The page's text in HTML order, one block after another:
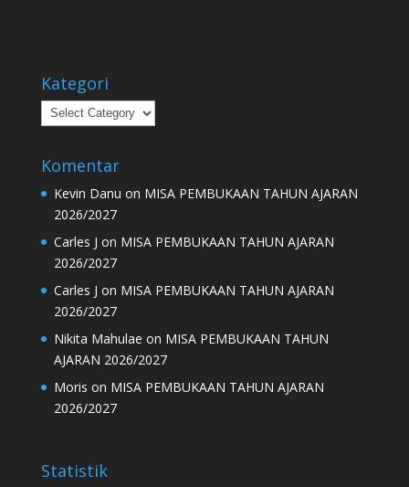
Kategori
Kategori
Komentar
Kevin Danu on MISA PEMBUKAAN TAHUN AJARAN
2026/2027
Carles J on MISA PEMBUKAAN TAHUN AJARAN
2026/2027
Carles J on MISA PEMBUKAAN TAHUN AJARAN
2026/2027
Nikita Mahulae on MISA PEMBUKAAN TAHUN
AJARAN 2026/2027
Moris on MISA PEMBUKAAN TAHUN AJARAN
2026/2027
Statistik